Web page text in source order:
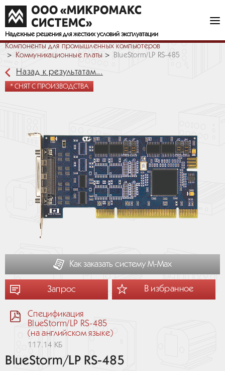
Надежные решения для жестких условий эксплуатации
Компоненты для промышленных компьютеров
Коммуникационные платы
BlueStorm/LP RS-485
Назад к результатам...
* СНЯТ С ПРОИЗВОДСТВА
Как заказать систему М-Мах
Запрос В избранное
Спецификация
BlueStorm/LP RS-485
(на английском языке)
117.14 КБ
BlueStorm/LP RS-485